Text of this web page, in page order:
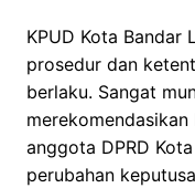
KPUD Kota Bandar
prosedur dan
berlaku. Sangat
anggota DPRD
perubahan